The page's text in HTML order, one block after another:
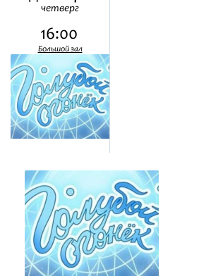
четверг
16:00
Большой зал